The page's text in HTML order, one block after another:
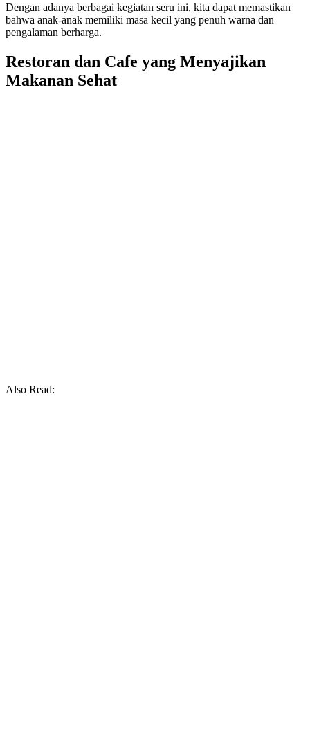
Dengan adanya berbagai kegiatan seru ini, kita dapat memastikan
bahwa anak-anak memiliki masa kecil yang penuh warna dan
pengalaman berharga.
Restoran dan Cafe yang Menyajikan
Makanan Sehat
Also Read: